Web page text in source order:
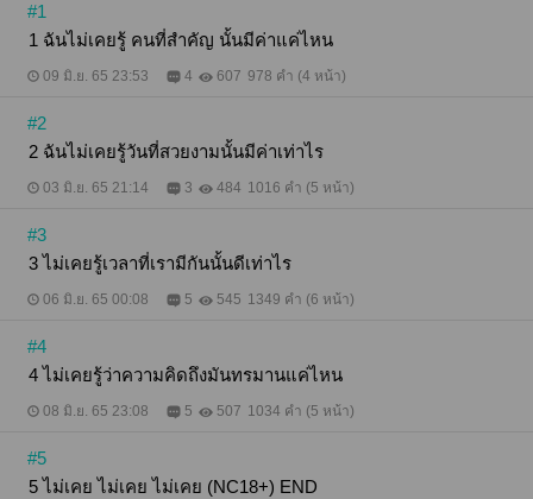
#1
1 ฉันไม่เคยรู้ คนที่สำคัญ นั้นมีค่าแค่ไหน
09 มิ.ย. 65 23:53 4 607 978 คำ (4 หน้า)
#2
2 ฉันไม่เคยรู้วันที่สวยงามนั้นมีค่าเท่าไร
03 มิ.ย. 65 21:14 3 484 1016 คำ (5 หน้า)
#3
3 ไม่เคยรู้เวลาที่เรามีกันนั้นดีเท่าไร
06 มิ.ย. 65 00:08 5 545 1349 คำ (6 หน้า)
#4
4 ไม่เคยรู้ว่าความคิดถึงมันทรมานแค่ไหน
08 มิ.ย. 65 23:08 5 507 1034 คำ (5 หน้า)
#5
5 ไม่เคย ไม่เคย ไม่เคย (NC18+) END